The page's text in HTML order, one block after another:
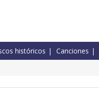
históricos Canciones